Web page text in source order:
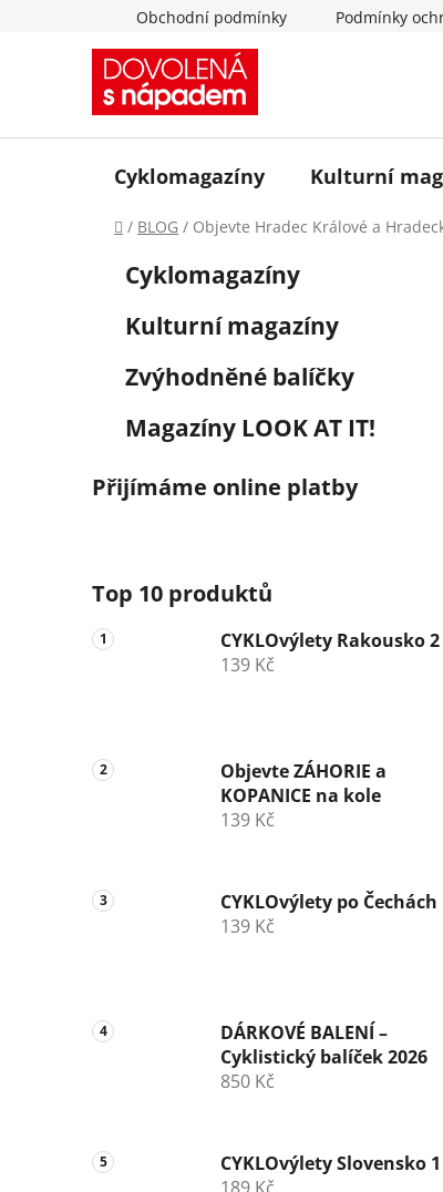
Obchodní podmínky Podmínky
Cyklomagazíny Kulturní
Domů
/ BLOG / Objevte Hradec Králové a
í
n
e
l
Přeskočit
kategorie
Cyklomagazíny
Kulturní magazíny
Zvýhodněné balíčky
Magazíny LOOK AT IT!
Přijímáme online platby
Top 10 produktů
CYKLOvýlety Rakousko 2
139 Kč
Objevte ZÁHORIE a
KOPANICE na kole
139 Kč
CYKLOvýlety po Čechách
139 Kč
DÁRKOVÉ BALENÍ –
Cyklistický balíček 2026
850 Kč
CYKLOvýlety Slovensko 1